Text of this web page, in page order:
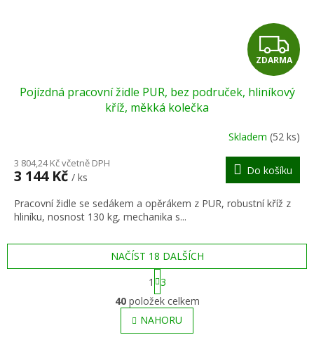
Z
D
A
R
M
A
ZDARMA
Pojízdná pracovní židle PUR, bez područek, hliníkový
kříž, měkká kolečka
Skladem (52 ks)
3 804,24 Kč včetně DPH
3 144 Kč / ks
Do košíku
Pracovní židle se sedákem a opěrákem z PUR, robustní kříž z
hliníku, nosnost 130 kg, mechanika s...
O
v
l
á
NAČÍST 18 DALŠÍCH
S
t
r
á
n
k
1
3
40položek celkem
NAHORU